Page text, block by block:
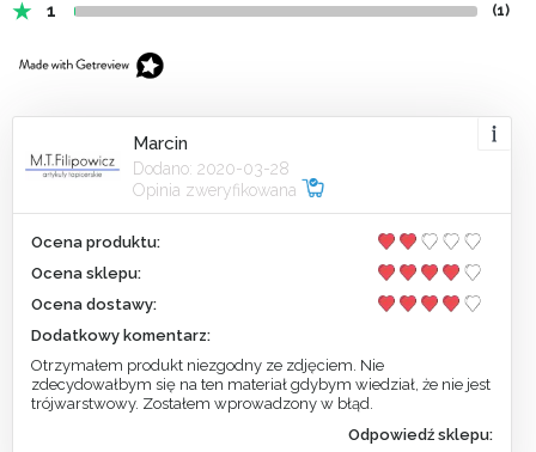
1 (1)
Marcin
Dodano: 2020-03-28
Opinia zweryfikowana
Ocena produktu:
Ocena sklepu:
Ocena dostawy:
Dodatkowy komentarz:
Otrzymałem produkt niezgodny ze zdjęciem. Nie
zdecydowałbym się na ten materiał gdybym wiedział, że nie jest
trójwarstwowy. Zostałem wprowadzony w błąd.
Odpowiedź sklepu: